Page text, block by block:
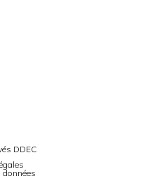
DDEC
données